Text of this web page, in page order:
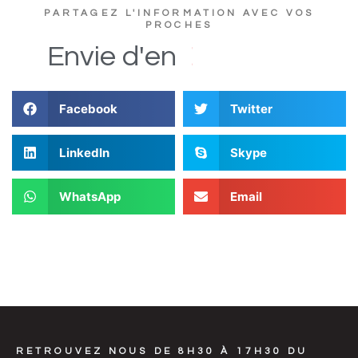
PARTAGEZ L'INFORMATION AVEC VOS
PROCHES
Envie d'en D
Facebook Twitter
LinkedIn Skype
WhatsApp Email
RETROUVEZ NOUS DE 8H30 À 17H30 DU